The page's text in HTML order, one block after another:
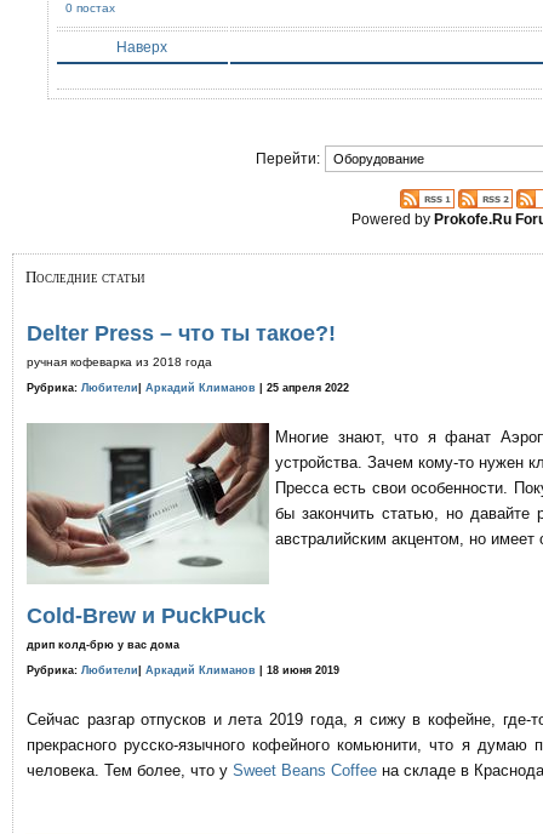
0 постах
Наверх
Перейти:
Powered byProkofe.Ru
Последние статьи
Delter Press – что ты такое?!
ручная кофеварка из 2018 года
Рубрика: Любители Аркадий Климанов | 25 апреля 2022
Многие знают, что я фанат
устройства. Зачем кому-то нужен
Пресса есть свои особенности.
бы закончить статью, но давайте
австралийским акцентом, но имеет
Cold-Brew и PuckPuck
дрип колд-брю у вас дома
Рубрика: Любители Аркадий Климанов | 18 июня 2019
Сейчас разгар отпусков и лета 2019 года, я сижу в кофейне,
прекрасного русско-язычного кофейного комьюнити, что я
человека. Тем более, что у Sweet Beans Coffee на складе в